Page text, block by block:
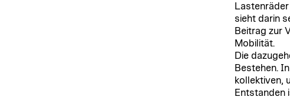
sieht darin
Beitrag zur
Mobilität.
Die
Bestehen.
kollektiven,
Entstanden